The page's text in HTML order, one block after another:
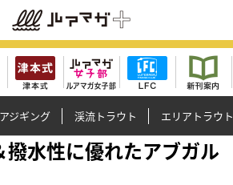
ジギング 渓流トラウト エリアトラウト
水性に優れたアブガル